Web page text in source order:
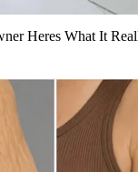
Heres What It